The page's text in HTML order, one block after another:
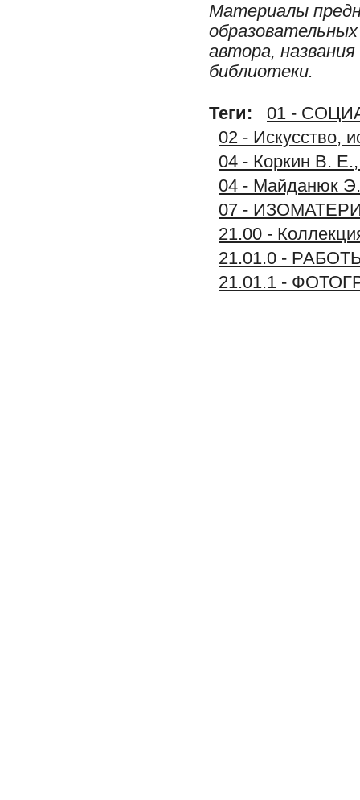
Материалы
автора,
библиотеки.
Теги:
01 -
02 - Искусство,
04 - Коркин В.
04 - Майданюк Э.
07 -
21.00 -
21.01.0 -
21.01.1 -